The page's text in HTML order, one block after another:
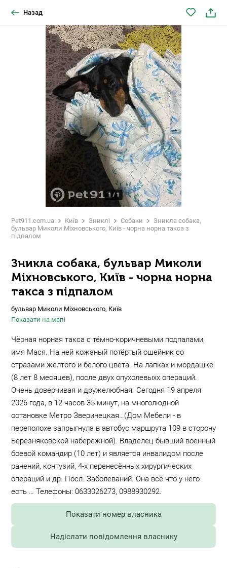
Назад
1 / 1
Pet911.com.ua Київ Зниклі Собаки
Зникла собака,
бульвар Миколи Міхновського, Київ - чорна норна такса з
підпалом
Зникла собака, бульвар Миколи
Міхновського, Київ - чорна норна
такса з підпалом
бульвар Миколи Міхновського, Київ
Показати на мапі
Чёрная норная такса с тёмно-коричневыми подпалами,
имя Мася. На ней кожаный потёртый ошейник со
стразами жёлтого и белого цвета. На лапках и мордашке
(8 лет 8 месяцев), после двух опухолевыхх операций.
Очень доверчивая и дружелюбная. Сегодня 19 апреля
2026 года, в 12 часов 35 минут, на многолюдной
остановке Метро Зверинецкая…(Дом Мебели - в
переполохе запрыгнула в автобус маршрута 109 в сторону
Березняковской набережной). Владелец бывший военный
боевой командир (10 лет) и является инвалидом после
ранений, контузий, 4-х перенесённых хирургических
операций и др. Посл. Заболеваний. Она всё что у него
есть … Телефоны: 0633026273, 0988930292.
Показати номер власника
Надіслати повідомлення власнику